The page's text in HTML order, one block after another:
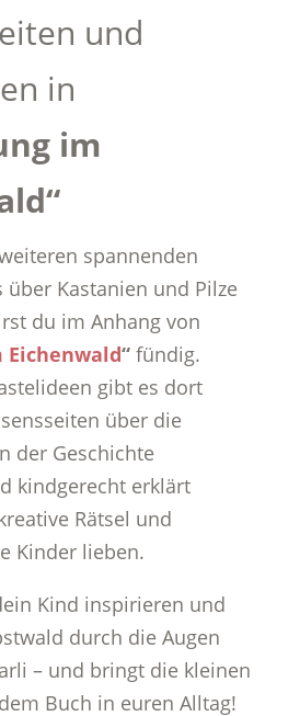
und
in
im
spannenden
Kastanien und Pilze
du im Anhang von
“fündig.
gibt es dort
über die
der Geschichte
kindgerecht erklärt
Rätsel und
Kinder lieben.
Kind inspirieren und
durch die Augen
– und bringt die kleinen
Buch in euren Alltag!